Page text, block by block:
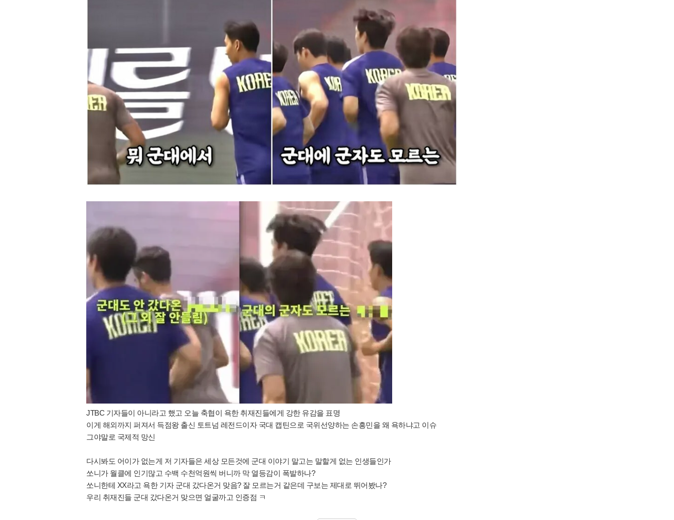
JTBC 기자들이 아니라고 했고 오늘 축협이 욕한 취재진들에게 강한 유감을 표명
이게 해외까지 퍼져서 득점왕 출신 토트넘 레전드이자 국대 캡틴으로 국위선양하는 손흥민을 왜 욕하냐고 이슈
그야말로 국제적 망신
다시봐도 어이가 없는게 저 기자들은 세상 모든것에 군대 이야기 말고는 말할게 없는 인생들인가
쏘니가 월클에 인기많고 수백 수천억원씩 버니까 막 열등감이 폭발하나?
쏘니한테 XX라고 욕한 기자 군대 갔다온거 맞음? 잘 모르는거 같은데 구보는 제대로 뛰어봤나?
우리 취재진들 군대 갔다온거 맞으면 얼굴까고 인증점 ㅋ